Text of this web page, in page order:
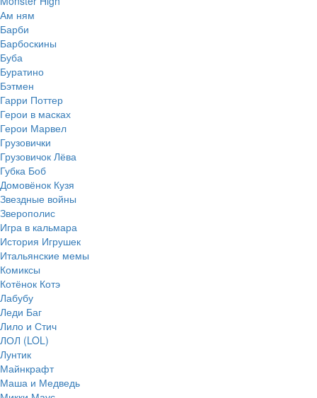
Ам ням
Барби
Барбоскины
Буба
Буратино
Бэтмен
Гарри Поттер
Герои в масках
Герои Марвел
Грузовички
Грузовичок Лёва
Губка Боб
Домовёнок Кузя
Звездные войны
Зверополис
Игра в кальмара
История Игрушек
Итальянские мемы
Комиксы
Котёнок Котэ
Лабубу
Леди Баг
Лило и Стич
ЛОЛ (LOL)
Лунтик
Майнкрафт
Маша и Медведь